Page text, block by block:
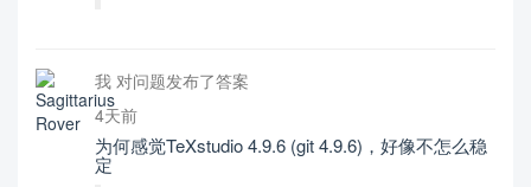
我 对问题发布了答案
4天前
为何感觉TeXstudio 4.9.6 (git 4.9.6)，好像不怎么稳
定